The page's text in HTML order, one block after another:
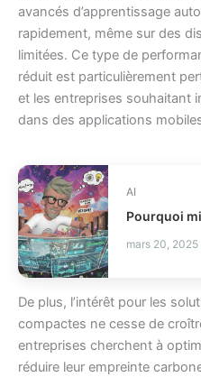
avancés d’apprentissage
rapidement, même sur des
limitées. Ce type de
réduit est particulièrement
et les entreprises souhaitant
dans des applications
AI
mars 20, 2025
De plus, l’intérêt pour les
compactes ne cesse de
entreprises cherchent à
réduire leur empreinte